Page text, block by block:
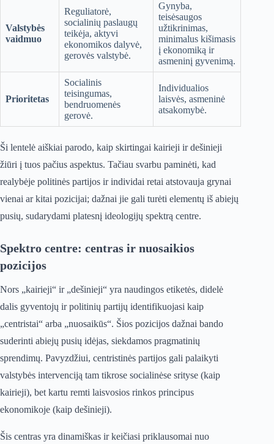
Valstybės
vaidmuo
Reguliatorė,
socialinių paslaugų
teikėja, aktyvi
ekonomikos dalyvė,
gerovės valstybė.
Gynyba,
teisėsaugos
užtikrinimas,
minimalus kišimasis
į ekonomiką ir
asmeninį gyvenimą.
Prioritetas
Socialinis
teisingumas,
bendruomenės
gerovė.
Individualios
laisvės, asmeninė
atsakomybė.
Ši lentelė aiškiai parodo, kaip skirtingai kairieji ir dešinieji
žiūri į tuos pačius aspektus. Tačiau svarbu paminėti, kad
realybėje politinės partijos ir individai retai atstovauja grynai
vienai ar kitai pozicijai; dažnai jie gali turėti elementų iš abiejų
pusių, sudarydami platesnį ideologijų spektrą centre.
Spektro centre: centras ir nuosaikios
pozicijos
Nors „kairieji“ ir „dešinieji“ yra naudingos etiketės, didelė
dalis gyventojų ir politinių partijų identifikuojasi kaip
„centristai“ arba „nuosaikūs“. Šios pozicijos dažnai bando
suderinti abiejų pusių idėjas, siekdamos pragmatinių
sprendimų. Pavyzdžiui, centristinės partijos gali palaikyti
valstybės intervenciją tam tikrose socialinėse srityse (kaip
kairieji), bet kartu remti laisvosios rinkos principus
ekonomikoje (kaip dešinieji).
Šis centras yra dinamiškas ir keičiasi priklausomai nuo